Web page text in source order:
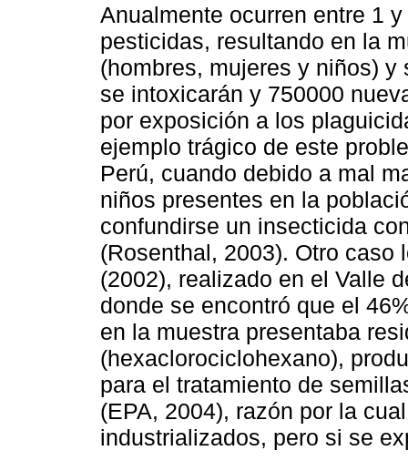
Anualmente ocurren entre 1
pesticidas, resultando en la
(hombres, mujeres y niños)
se intoxicarán y 750000
por exposición a los
ejemplo trágico de este
Perú, cuando debido a mal
niños presentes en la
confundirse un insecticida
(Rosenthal, 2003). Otro caso
(2002), realizado en el Valle
donde se encontró que el
en la muestra presentaba
(hexaclorociclohexano),
para el tratamiento de
(EPA, 2004), razón por la
industrializados, pero si se